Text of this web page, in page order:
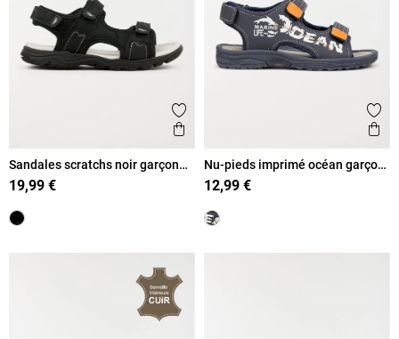
Ajouter aux favoris
Aperçu rapide
Sandales scratchs noir garçon
(33-39)
19,99 €
Nu-pieds imprimé océan garçon
(31-35)
12,99 €